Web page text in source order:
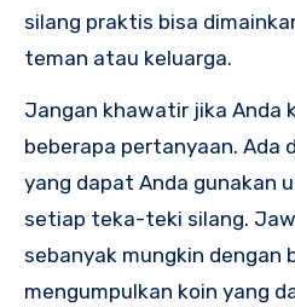
silang praktis bisa
teman atau keluarga.
Jangan khawatir jika Anda
beberapa pertanyaan. Ada
yang dapat Anda gunakan
setiap teka-teki silang.
sebanyak mungkin dengan
mengumpulkan koin yang